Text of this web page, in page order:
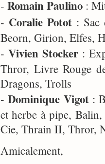
- Romain Paulino :
- Coralie Potot: Sac
Beorn, Girion, Elfes,
- Vivien Stocker :
Thror, Livre Rouge
Dragons, Trolls
-Dominique Vigot:
et herbe à pipe,
Cie, Thrain II, Thror,
Amicalement,